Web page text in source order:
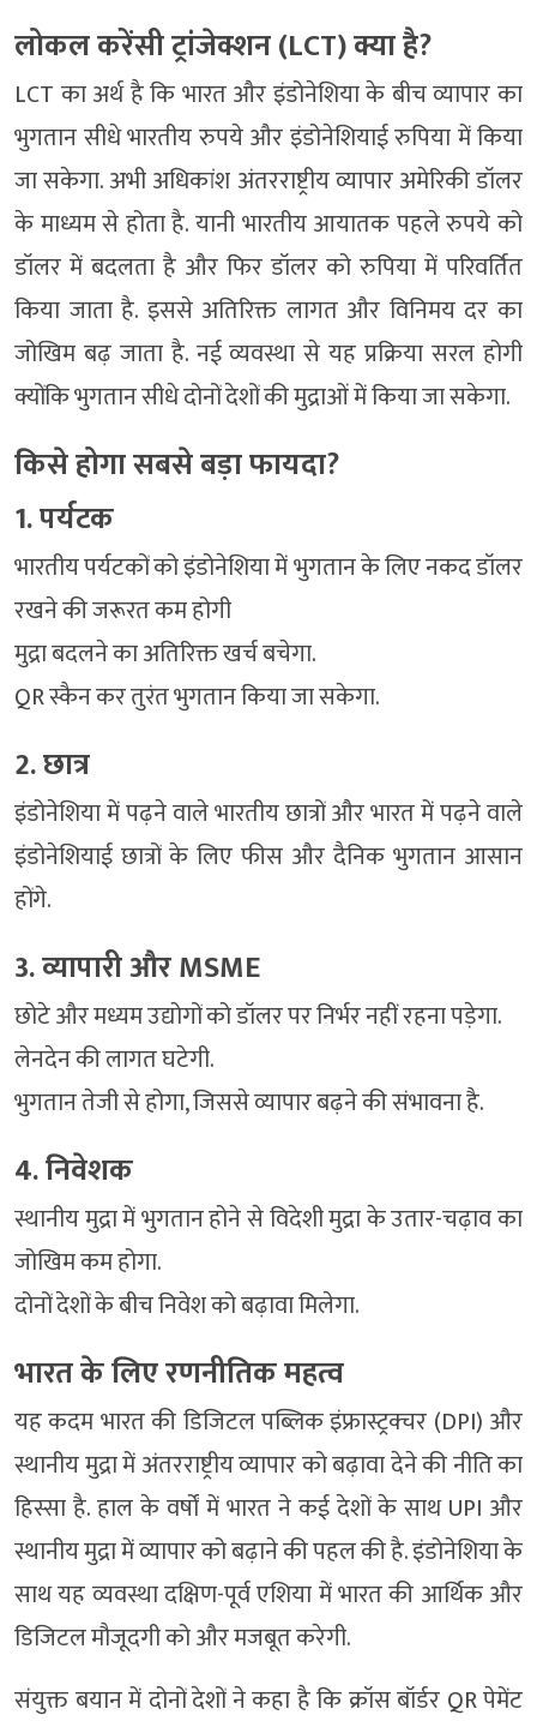
लोकल करेंसी ट्रांजेक्शन (LCT) क्या है?
LCT का अर्थ है कि भारत और इंडोनेशिया के बीच व्यापार का
भुगतान सीधे भारतीय रुपये और इंडोनेशियाई रुपिया में किया
जा सकेगा. अभी अधिकांश अंतरराष्ट्रीय व्यापार अमेरिकी डॉलर
के माध्यम से होता है. यानी भारतीय आयातक पहले रुपये को
डॉलर में बदलता है और फिर डॉलर को रुपिया में परिवर्तित
किया जाता है. इससे अतिरिक्त लागत और विनिमय दर का
जोखिम बढ़ जाता है. नई व्यवस्था से यह प्रक्रिया सरल होगी
क्योंकि भुगतान सीधे दोनों देशों की मुद्राओं में किया जा सकेगा.
किसे होगा सबसे बड़ा फायदा?
1. पर्यटक
भारतीय पर्यटकों को इंडोनेशिया में भुगतान के लिए नकद डॉलर
रखने की जरूरत कम होगी
मुद्रा बदलने का अतिरिक्त खर्च बचेगा.
QR स्कैन कर तुरंत भुगतान किया जा सकेगा.
2. छात्र
इंडोनेशिया में पढ़ने वाले भारतीय छात्रों और भारत में पढ़ने वाले
इंडोनेशियाई छात्रों के लिए फीस और दैनिक भुगतान आसान
होंगे.
3. व्यापारी और MSME
छोटे और मध्यम उद्योगों को डॉलर पर निर्भर नहीं रहना पड़ेगा.
लेनदेन की लागत घटेगी.
भुगतान तेजी से होगा, जिससे व्यापार बढ़ने की संभावना है.
4. निवेशक
स्थानीय मुद्रा में भुगतान होने से विदेशी मुद्रा के उतार-चढ़ाव का
जोखिम कम होगा.
दोनों देशों के बीच निवेश को बढ़ावा मिलेगा.
भारत के लिए रणनीतिक महत्व
यह कदम भारत की डिजिटल पब्लिक इंफ्रास्ट्रक्चर (DPI) और
स्थानीय मुद्रा में अंतरराष्ट्रीय व्यापार को बढ़ावा देने की नीति का
हिस्सा है. हाल के वर्षों में भारत ने कई देशों के साथ UPI और
स्थानीय मुद्रा में व्यापार को बढ़ाने की पहल की है. इंडोनेशिया के
साथ यह व्यवस्था दक्षिण-पूर्व एशिया में भारत की आर्थिक और
डिजिटल मौजूदगी को और मजबूत करेगी.
संयुक्त बयान में दोनों देशों ने कहा है कि क्रॉस बॉर्डर QR पेमेंट